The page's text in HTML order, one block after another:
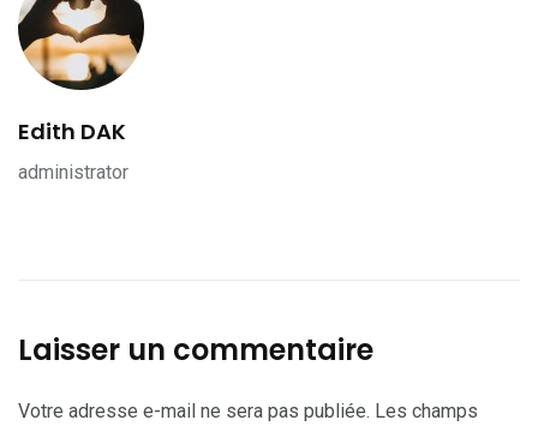
Edith DAK
administrator
Laisser un commentaire
Votre adresse e-mail ne sera pas publiée. Les champs